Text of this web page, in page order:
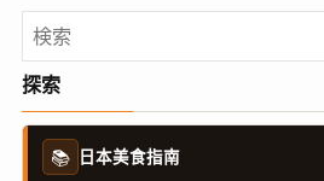
探索
📚 日本美食指南